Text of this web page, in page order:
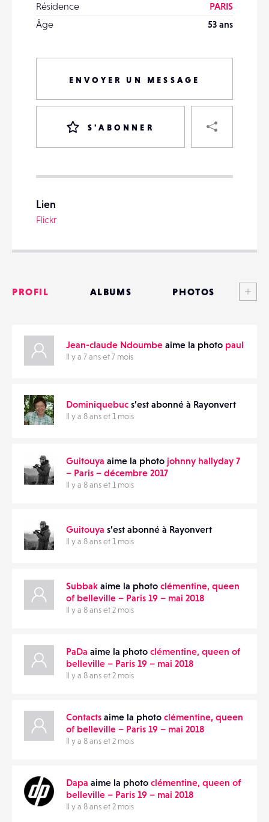
Résidence
PARIS
Âge
53 ans
ENVOYER UN MESSAGE
S'ABONNER
EMAIL
PARTAGER
Lien
Flickr
PROFIL ALBUMS PHOTOS
MATÉRIELS
ÉVÉNEMENTS
Jean-claude Ndoumbe aime la photo paul
Il y a 7 ans et 7 mois
Dominiquebuc s’est abonné à Rayonvert
Il y a 8 ans et 1 mois
Guitouya aime la photo johnny hallyday 7
– Paris – décembre 2017
Il y a 8 ans et 1 mois
Guitouya s’est abonné à Rayonvert
Il y a 8 ans et 1 mois
Subbak aime la photo clémentine, queen
of belleville – Paris 19 – mai 2018
Il y a 8 ans et 2 mois
PaDa aime la photo clémentine, queen of
belleville – Paris 19 – mai 2018
Il y a 8 ans et 2 mois
Contacts aime la photo clémentine, queen
of belleville – Paris 19 – mai 2018
Il y a 8 ans et 2 mois
Dapa aime la photo clémentine, queen of
belleville – Paris 19 – mai 2018
Il y a 8 ans et 2 mois